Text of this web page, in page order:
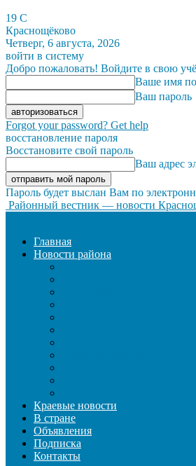
19 C
Краснощёково
Четверг, 6 августа, 2026
войти в систему
Добро пожаловать! Войдите в свою
Ваше имя
Ваш пароль
Forgot your password? Get help
восстановление пароля
Восстановите свой пароль
Ваш адрес
Пароль будет выслан Вам по
Районный вестник — новости
Главная
Новости района
Краевые новости
В стране
Объявления
Подписка
Контакты